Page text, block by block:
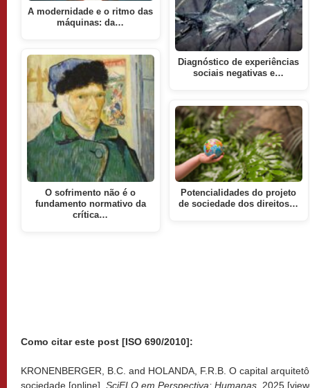
A modernidade e o ritmo das
máquinas: da…
O sofrimento não é o
fundamento normativo da
crítica…
Diagnóstico de experiências
sociais negativas e…
Potencialidades do projeto
de sociedade dos direitos…
Como citar este post [ISO 690/2010]:
KRONENBERGER, B.C. and HOLANDA, F.R.B. O capital
sociedade [online]. SciELO em Perspectiva: Humanas , 2025